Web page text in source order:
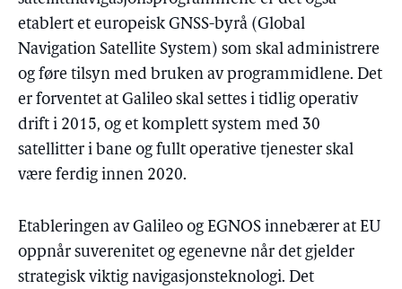
etablert et europeisk GNSS-byrå (Global
Navigation Satellite System) som skal administrere
og føre tilsyn med bruken av programmidlene. Det
er forventet at Galileo skal settes i tidlig operativ
drift i 2015, og et komplett system med 30
satellitter i bane og fullt operative tjenester skal
være ferdig innen 2020.
Etableringen av Galileo og EGNOS innebærer at EU
oppnår suverenitet og egenevne når det gjelder
strategisk viktig navigasjonsteknologi. Det